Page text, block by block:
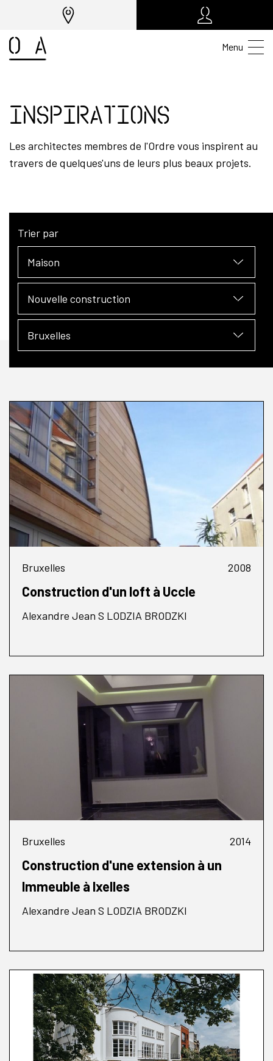
Menu
Inspirations
Les architectes membres de l'Ordre vous inspirent au
travers de quelques'uns de leurs plus beaux projets.
Trier par
Maison
Nouvelle construction
Bruxelles
Bruxelles 2008
Construction d'un loft à Uccle
Alexandre Jean S LODZIA BRODZKI
Bruxelles 2014
Construction d'une extension à un
Immeuble à Ixelles
Alexandre Jean S LODZIA BRODZKI